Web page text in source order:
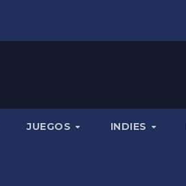
JUEGOS INDIES